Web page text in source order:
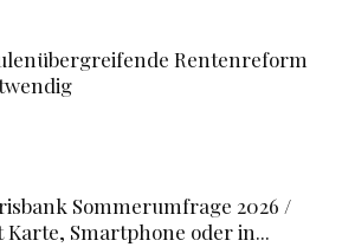
Rentenreform
Sommerumfrage 2026 /
Karte, Smartphone oder in...